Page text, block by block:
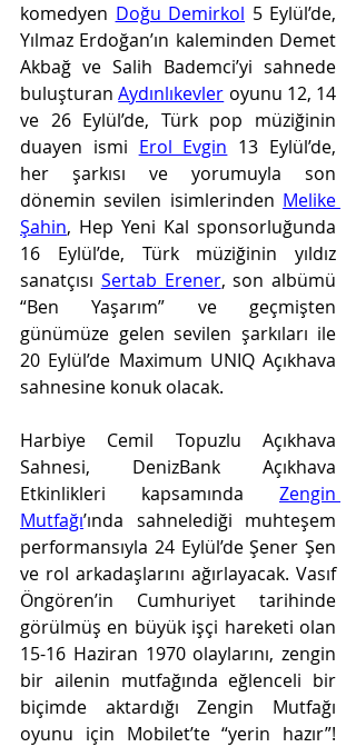
komedyen Doğu Demirkol 5 Eylül’de,
Yılmaz Erdoğan’ın kaleminden Demet
Akbağ ve Salih Bademci’yi sahnede
buluşturan Aydınlıkevler oyunu 12, 14
ve 26 Eylül’de, Türk pop müziğinin
duayen ismi Erol Evgin 13 Eylül’de,
her şarkısı ve yorumuyla son
dönemin sevilen isimlerinden Melike
Şahin, Hep Yeni Kal sponsorluğunda
16 Eylül’de, Türk müziğinin yıldız
sanatçısı Sertab Erener, son albümü
“Ben Yaşarım” ve geçmişten
günümüze gelen sevilen şarkıları ile
20 Eylül’de Maximum UNIQ Açıkhava
sahnesine konuk olacak.
Harbiye Cemil Topuzlu Açıkhava
Sahnesi, DenizBank Açıkhava
Etkinlikleri kapsamında Zengin
Mutfağı’ında sahnelediği muhteşem
performansıyla 24 Eylül’de Şener Şen
ve rol arkadaşlarını ağırlayacak. Vasıf
Öngören’in Cumhuriyet tarihinde
görülmüş en büyük işçi hareketi olan
15-16 Haziran 1970 olaylarını, zengin
bir ailenin mutfağında eğlenceli bir
biçimde aktardığı Zengin Mutfağı
oyunu için Mobilet’te “yerin hazır”!